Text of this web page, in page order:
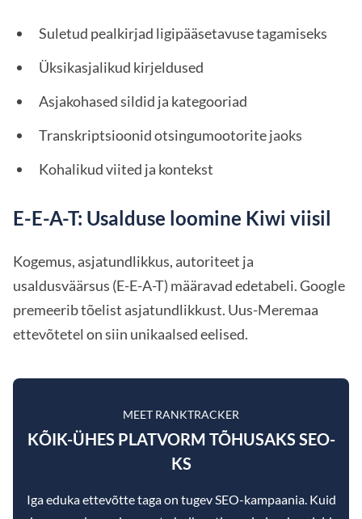
Suletud pealkirjad ligipääsetavuse tagamiseks
Üksikasjalikud kirjeldused
Asjakohased sildid ja kategooriad
Transkriptsioonid otsingumootorite jaoks
Kohalikud viited ja kontekst
E-E-A-T: Usalduse loomine Kiwi viisil
Kogemus, asjatundlikkus, autoriteet ja
usaldusväärsus (E-E-A-T) määravad edetabeli. Google
premeerib tõelist asjatundlikkust. Uus-Meremaa
ettevõtetel on siin unikaalsed eelised.
MEET RANKTRACKER
KÕIK-ÜHES PLATVORM TÕHUSAKS SEO-
KS
Iga eduka ettevõtte taga on tugev SEO-kampaania. Kuid